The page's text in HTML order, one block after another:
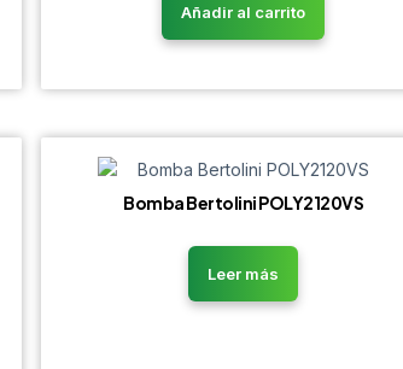
Añadir al carrito
Bomba Bertolini POLY2120VS
Leer más